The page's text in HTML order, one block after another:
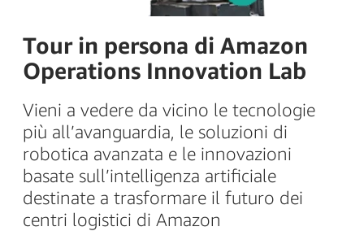
Tour in persona di Amazon
Operations Innovation Lab
Vieni a vedere da vicino le tecnologie
più all’avanguardia, le soluzioni di
robotica avanzata e le innovazioni
basate sull’intelligenza artificiale
destinate a trasformare il futuro dei
centri logistici di Amazon